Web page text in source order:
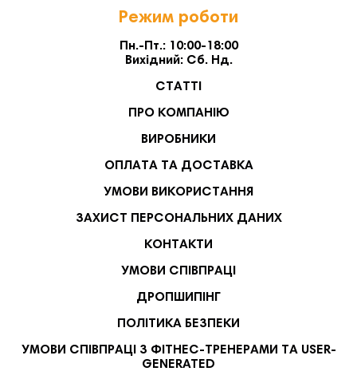
Режим роботи
Пн.-Пт.: 10:00-18:00
Вихідний: Сб. Нд.
СТАТТІ
ПРО КОМПАНІЮ
ВИРОБНИКИ
ОПЛАТА ТА ДОСТАВКА
УМОВИ ВИКОРИСТАННЯ
ЗАХИСТ ПЕРСОНАЛЬНИХ ДАНИХ
КОНТАКТИ
УМОВИ СПІВПРАЦІ
ДРОПШИПІНГ
ПОЛІТИКА БЕЗПЕКИ
УМОВИ СПІВПРАЦІ З ФІТНЕС-ТРЕНЕРАМИ ТА USER-
GENERATED